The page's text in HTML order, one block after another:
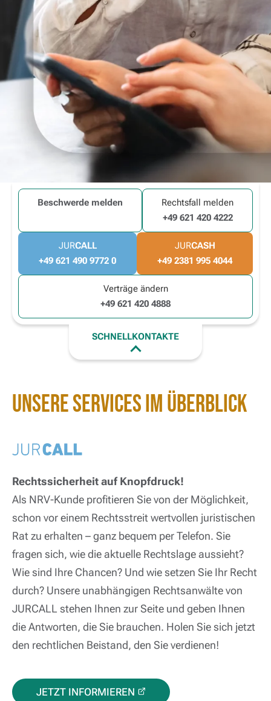
Beschwerde melden
Rechtsfall melden
+49 621 420 4222
JURCALL
+49 621 490 9772 0
JURCASH
+49 2381 995 4044
Verträge ändern
+49 621 420 4888
SCHNELLKONTAKTE
Unsere Services im Überblick
Rechtssicherheit auf Knopfdruck!
Als NRV-Kunde profitieren Sie von der Möglichkeit,
schon vor einem Rechtsstreit wertvollen juristischen
Rat zu erhalten – ganz bequem per Telefon. Sie
fragen sich, wie die aktuelle Rechtslage aussieht?
Wie sind Ihre Chancen? Und wie setzen Sie Ihr Recht
durch? Unsere unabhängigen Rechtsanwälte von
JURCALL stehen Ihnen zur Seite und geben Ihnen
die Antworten, die Sie brauchen. Holen Sie sich jetzt
den rechtlichen Beistand, den Sie verdienen!
JETZT INFORMIEREN